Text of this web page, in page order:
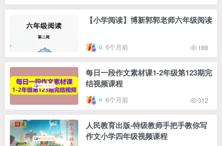
【小学阅读】博新郭郭老师六年级阅读
5个月前 188
每日一段作文素材课1-2年级第123期完
结视频课程
6个月前 312
人民教育出版-特级教师手把手教你写
作文小学四年级视频课程